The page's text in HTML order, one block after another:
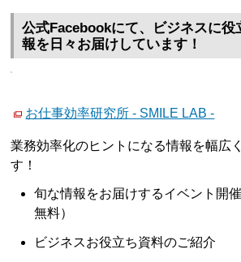
公式Facebookにて、ビジネスに役
報を日々お届けしています！
お仕事効率研究所 - SMILE LAB -
業務効率化のヒントになる情報を幅広
す！
旬な情報をお届けするイベント開
無料）
ビジネスお役立ち資料のご紹介